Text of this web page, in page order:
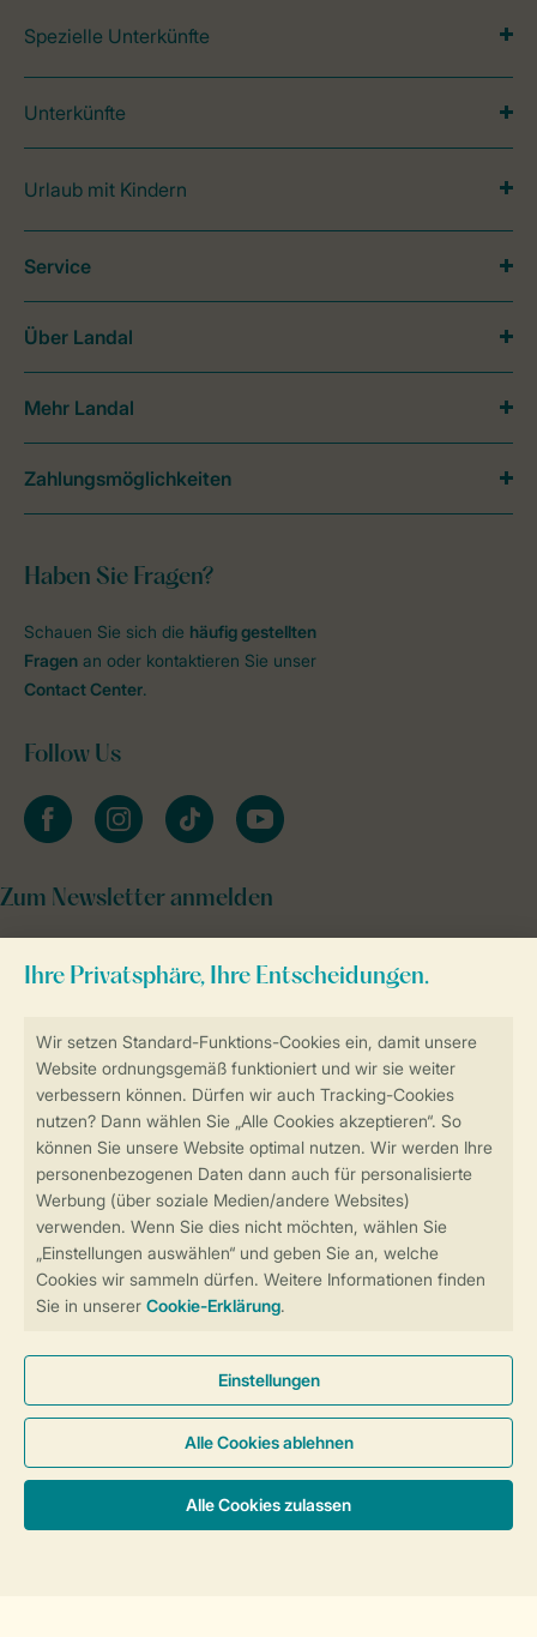
Sicherstellung Deiner Privatsphäre
Sicher und schnell zur Online-Buchung
Sichere Datenübertragung
Sicheres Bezahlen
Spezielle Unterkünfte
Unterkünfte
Urlaub mit Kindern
Haben Sie Fragen?
Schauen Sie sich die häufig gestellten
Fragen an oder kontaktieren Sie unser
Contact Center.
Follow Us
facebookinstagramtiktok youtube
Zum Newsletter anmelden
Service
Über Landal
Mehr Landal
Zahlungsmöglichkeiten
Cookies und Banner
Barrierefreiheit
© 2026 Landal GreenParks GmbH